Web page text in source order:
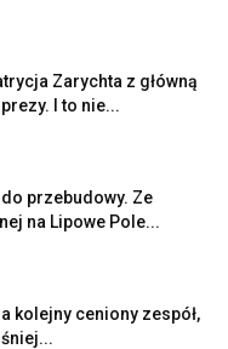
Zarychta z główną
I to nie...
przebudowy. Ze
na Lipowe Pole...
kolejny ceniony zespół,